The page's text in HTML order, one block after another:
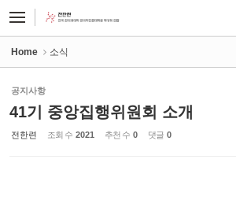
Home 소식
공지사항
41기 중앙집행위원회 소개
전한련 조회 수 2021 추천 수 0 댓글 0